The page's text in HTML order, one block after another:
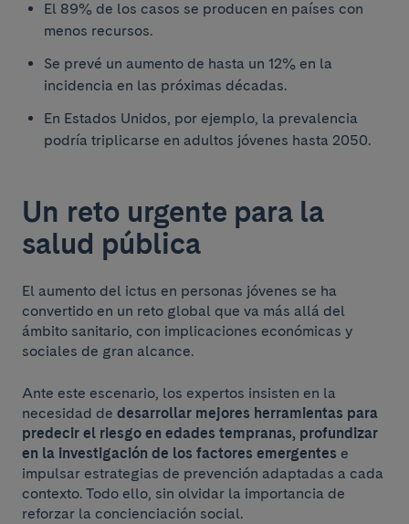
El 89% de los casos se producen en países con
menos recursos.
Se prevé un aumento de hasta un 12% en la
incidencia en las próximas décadas.
En Estados Unidos, por ejemplo, la prevalencia
podría triplicarse en adultos jóvenes hasta 2050.
Un reto urgente para la
salud pública
El aumento del ictus en personas jóvenes se ha
convertido en un reto global que va más allá del
ámbito sanitario, con implicaciones económicas y
sociales de gran alcance.
Ante este escenario, los expertos insisten en la
necesidad de desarrollar mejores herramientas para
predecir el riesgo en edades tempranas, profundizar
en la investigación de los factores emergentes e
impulsar estrategias de prevención adaptadas a cada
contexto. Todo ello, sin olvidar la importancia de
reforzar la concienciación social.